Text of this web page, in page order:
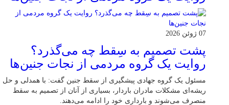
07 ژوئن 2026
پشت تصمیم به سِقط چه می‌گذرد؟
روایت یک گروه مردمی از نجات جنین‌ها
مسئول یک گروه جهادی پیشگیری از سقط جنین گفت: با همدلی و حل
ریشه‌ای مشکلات مادران باردار، بسیاری از آنان از تصمیم به سقط
منصرف می‌شوند و بارداری خود را ادامه می‌دهند.